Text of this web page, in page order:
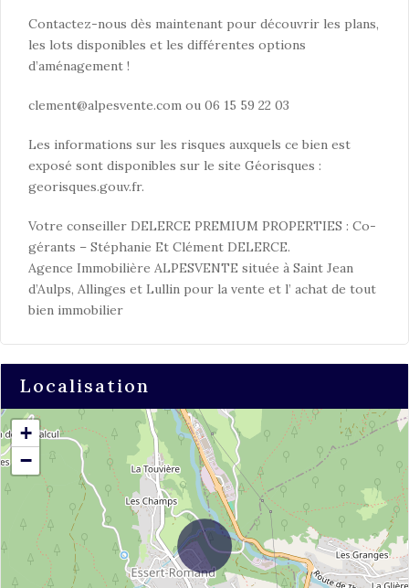
Contactez-nous dès maintenant pour découvrir les plans,
les lots disponibles et les différentes options
d’aménagement !
clement@alpesvente.com ou 06 15 59 22 03
Les informations sur les risques auxquels ce bien est
exposé sont disponibles sur le site Géorisques :
georisques.gouv.fr.
Votre conseiller DELERCE PREMIUM PROPERTIES : Co-
gérants – Stéphanie Et Clément DELERCE.
Agence Immobilière ALPESVENTE située à Saint Jean
d’Aulps, Allinges et Lullin pour la vente et l’ achat de tout
bien immobilier
Localisation
+
−